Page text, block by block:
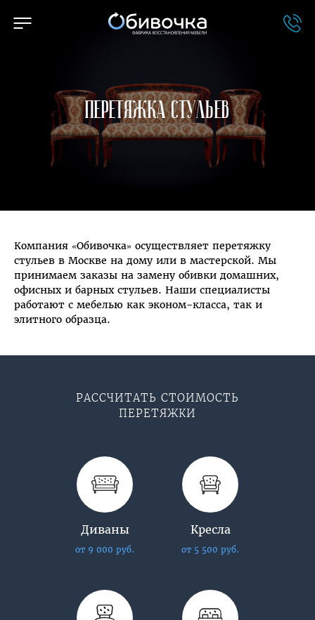
Перетяжка стульев
Компания «Обивочка» осуществляет перетяжку
стульев в Москве на дому или в мастерской. Мы
принимаем заказы на замену обивки домашних,
офисных и барных стульев. Наши специалисты
работают с мебелью как эконом-класса, так и
элитного образца.
РАССЧИТАТЬ СТОИМОСТЬ
ПЕРЕТЯЖКИ
Диваны
от 9 000 руб.
Кресла
от 5 500 руб.